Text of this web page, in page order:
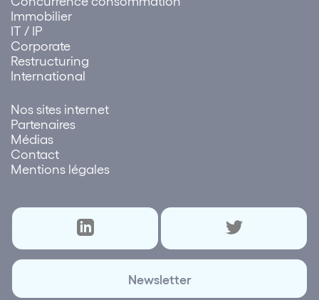
Immobilier
IT / IP
Corporate
Restructuring
International
Nos sites internet
Partenaires
Médias
Contact
Mentions légales
Newsletter